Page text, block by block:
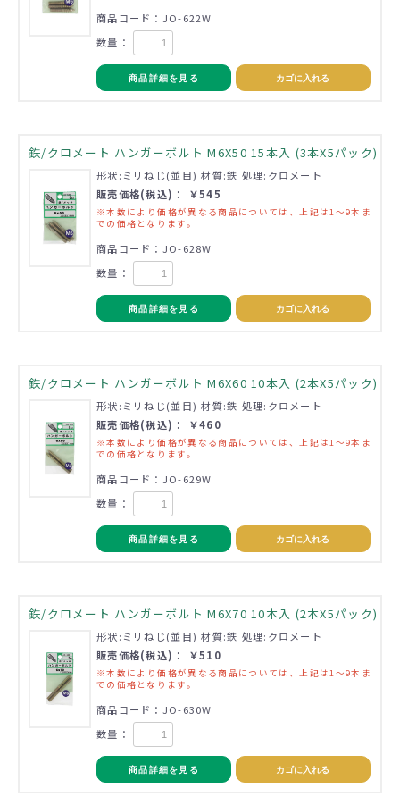
商品コード：JO-622W
数量：
商品詳細を見る カゴに入れる
鉄/クロメート ハンガーボルト M6X50 15本入 (3本X5パック)
形状:ミリねじ(並目) 材質:鉄 処理:クロメート
販売価格(税込)： ￥545
※本数により価格が異なる商品については、上記は1～9本ま
での価格となります。
商品コード：JO-628W
数量：
商品詳細を見る カゴに入れる
鉄/クロメート ハンガーボルト M6X60 10本入 (2本X5パック)
形状:ミリねじ(並目) 材質:鉄 処理:クロメート
販売価格(税込)： ￥460
※本数により価格が異なる商品については、上記は1～9本ま
での価格となります。
商品コード：JO-629W
数量：
商品詳細を見る カゴに入れる
鉄/クロメート ハンガーボルト M6X70 10本入 (2本X5パック)
形状:ミリねじ(並目) 材質:鉄 処理:クロメート
販売価格(税込)： ￥510
※本数により価格が異なる商品については、上記は1～9本ま
での価格となります。
商品コード：JO-630W
数量：
商品詳細を見る カゴに入れる